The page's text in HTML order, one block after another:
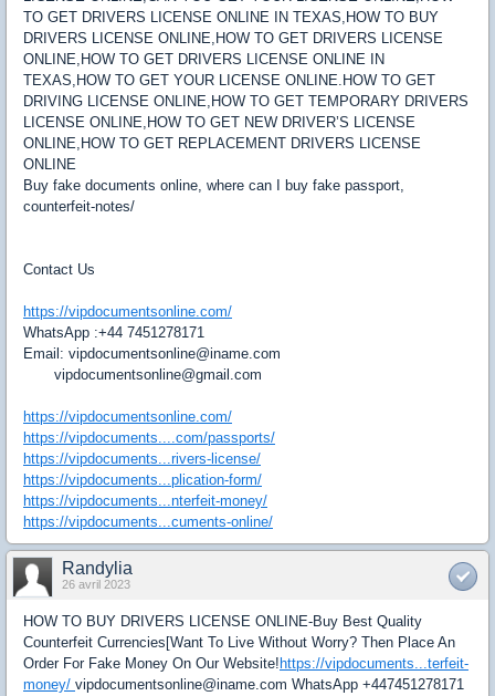
TO GET DRIVERS LICENSE ONLINE IN TEXAS,HOW TO BUY
DRIVERS LICENSE ONLINE,HOW TO GET DRIVERS LICENSE
ONLINE,HOW TO GET DRIVERS LICENSE ONLINE IN
TEXAS,HOW TO GET YOUR LICENSE ONLINE.HOW TO GET
DRIVING LICENSE ONLINE,HOW TO GET TEMPORARY DRIVERS
LICENSE ONLINE,HOW TO GET NEW DRIVER’S LICENSE
ONLINE,HOW TO GET REPLACEMENT DRIVERS LICENSE
ONLINE
Buy fake documents online, where can I buy fake passport,
counterfeit-notes/
Contact Us
https://vipdocumentsonline.com/
WhatsApp :+44 7451278171
Email: vipdocumentsonline@iname.com
vipdocumentsonline@gmail.com
https://vipdocumentsonline.com/
https://vipdocuments....com/passports/
https://vipdocuments...rivers-license/
https://vipdocuments...plication-form/
https://vipdocuments...nterfeit-money/
https://vipdocuments...cuments-online/
Randylia
26 avril 2023
HOW TO BUY DRIVERS LICENSE ONLINE-Buy Best Quality
Counterfeit Currencies[Want To Live Without Worry? Then Place An
Order For Fake Money On Our Website! https://vipdocuments...terfeit-
money/ vipdocumentsonline@iname.com WhatsApp +447451278171